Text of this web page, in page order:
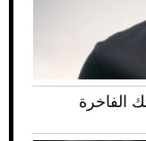
الفاخرة